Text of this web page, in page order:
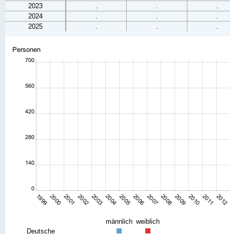
2023
. .
.
2024
. .
.
2025
. . .
männlich weiblich
Deutsche